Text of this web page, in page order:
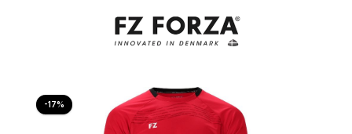
Bildergalerie überspringen
-17% Rabatt